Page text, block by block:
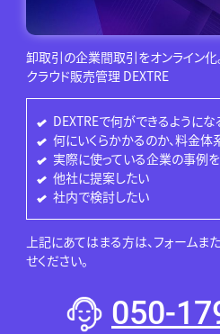
卸取引の企業間取引をオンライン化
クラウド販売管理 DEXTRE
DEXTREで何ができるように
何にいくらかかるのか、料金体
実際に使っている企業の事例
他社に提案したい
社内で検討したい
上記にあてはまる方は、フォーム
せください。
050-